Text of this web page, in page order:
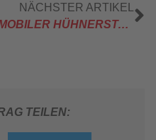
NÄCHSTER ARTIKEL
MOBILER HÜHNERSTALL SELBER BAUEN ODER KAUFEN?
TEILEN: